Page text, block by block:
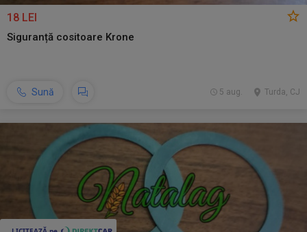
18 LEI
Siguranță cositoare Krone
Sună Turda, CJ
5 aug.